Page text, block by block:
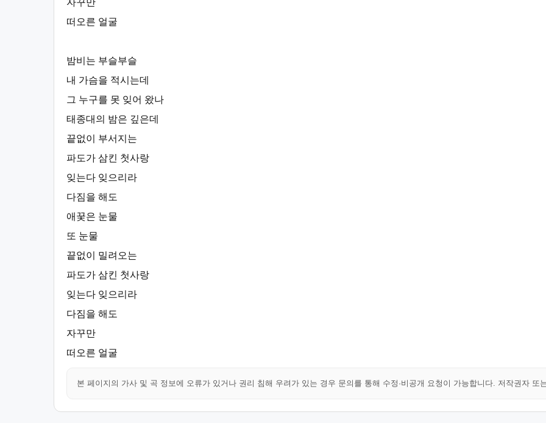
자꾸만
떠오른 얼굴
밤비는 부슬부슬
내 가슴을 적시는데
그 누구를 못 잊어 왔나
태종대의 밤은 깊은데
끝없이 부서지는
파도가 삼킨 첫사랑
잊는다 잊으리라
다짐을 해도
애꿎은 눈물
또 눈물
끝없이 밀려오는
파도가 삼킨 첫사랑
잊는다 잊으리라
다짐을 해도
자꾸만
떠오른 얼굴
본 페이지의 가사 및 곡 정보에 오류가 있거나 권리 침해 우려가 있는 경우 문의를 통해 수정·비공개 요청이 가능합니다. 저작권자